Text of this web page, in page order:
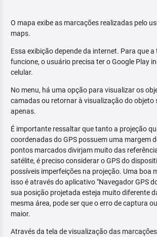
O mapa exibe as marcações realizadas pelo
maps.
Essa exibição depende da internet. Para que a
funcione, o usuário precisa ter o Google Play
celular.
No menu, há uma opção para visualizar os
camadas ou retornar à visualização do objeto
apenas.
É importante ressaltar que tanto a projeção
coordenadas do GPS possuem uma margem
pontos marcados divirjam muito das
satélite, é preciso considerar o GPS do
possíveis imperfeições na projeção. Uma boa
isso é através do aplicativo "Navegador GPS
sua posição projetada esteja muito diferente
mesma área, pode ser que o erro de captura
maior.
Através da tela de visualização das